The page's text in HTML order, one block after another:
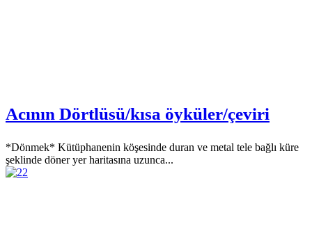
Acının Dörtlüsü/kısa öyküler/çeviri
*Dönmek* Kütüphanenin köşesinde duran ve metal tele bağlı küre
şeklinde döner yer haritasına uzunca...